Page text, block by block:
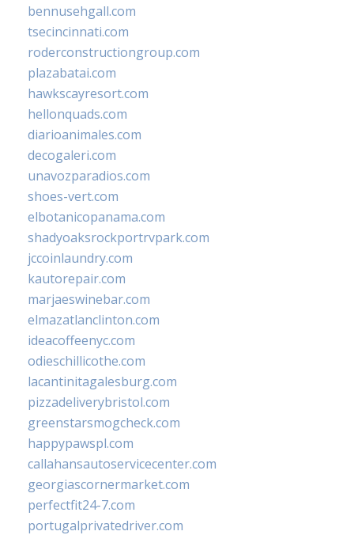
bennusehgall.com
tsecincinnati.com
roderconstructiongroup.com
plazabatai.com
hawkscayresort.com
hellonquads.com
diarioanimales.com
decogaleri.com
unavozparadios.com
shoes-vert.com
elbotanicopanama.com
shadyoaksrockportrvpark.com
jccoinlaundry.com
kautorepair.com
marjaeswinebar.com
elmazatlanclinton.com
ideacoffeenyc.com
odieschillicothe.com
lacantinitagalesburg.com
pizzadeliverybristol.com
greenstarsmogcheck.com
happypawspl.com
callahansautoservicecenter.com
georgiascornermarket.com
perfectfit24-7.com
portugalprivatedriver.com